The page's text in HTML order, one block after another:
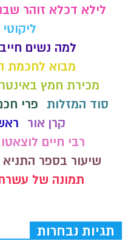
לילא דכלא זוהר
למה נשים
מבוא לחכמת
מכירת חמץ
סוד המזלות
פרי
קרן אור
רבי חיים לוצאטו
שיעור בספר
תמונה של
תגיות נבחרות